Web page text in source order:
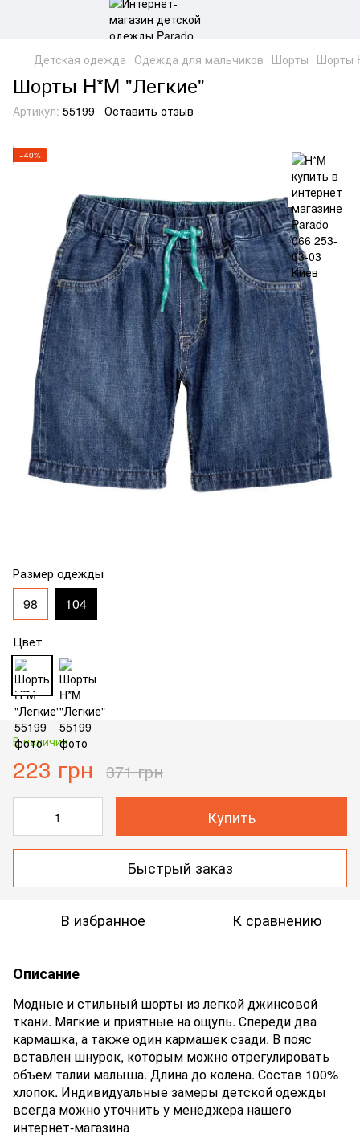
Детская одежда Одежда для мальчиков Шорты Шорты
Шорты H*M "Легкие"
Артикул: 55199 Оставить отзыв
−40%
Размер одежды
98 104
Цвет
В наличии
223 грн 371 грн
Купить
Быстрый заказ
В избранное К сравнению
Описание
Модные и стильный шорты из легкой джинсовой
ткани. Мягкие и приятные на ощупь. Спереди два
кармашка, а также один кармашек сзади. В пояс
вставлен шнурок, которым можно отрегулировать
объем талии малыша. Длина до колена. Состав 100%
хлопок. Индивидуальные замеры детской одежды
всегда можно уточнить у менеджера нашего
интернет-магазина